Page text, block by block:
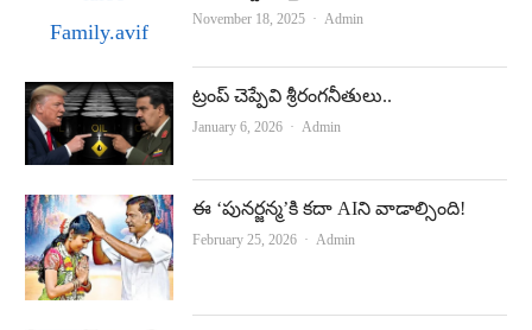
November 18, 2025 Author
Admin
ట్రంప్‌ చెప్పేవి శ్రీరంగనీతులు..
January 6, 2026 Author
Admin
ఈ ‘పున‌ర్జ‌న్మ‌’కి క‌దా AIని వాడాల్సింది!
February 25, 2026 Author
Admin